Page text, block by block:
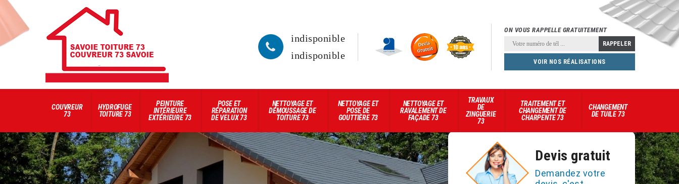
indisponible
indisponible
ON VOUS RAPPELLE GRATUITEMENT
VOIR NOS RÉALISATIONS
COUVREUR
73
HYDROFUGE
TOITURE 73
PEINTURE
INTÉRIEURE
EXTÉRIEURE 73
POSE ET
RÉPARATION
DE VELUX 73
NETTOYAGE ET
DÉMOUSSAGE DE
TOITURE 73
NETTOYAGE ET
POSE DE
GOUTTIÈRE 73
NETTOYAGE ET
RAVALEMENT DE
FAÇADE 73
TRAVAUX
DE
ZINGUERIE
73
TRAITEMENT ET
CHANGEMENT DE
CHARPENTE 73
CHANGEMENT
DE TUILE 73
Devis gratuit
Demandez votre